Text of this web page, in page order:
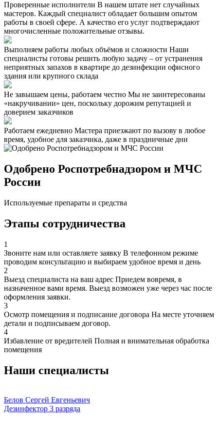
Проверенные исполнители В нашем штате нет случайных
мастеров. Каждый специалист обладает большим опытом
работы в своей сфере. А качество его услуг подтверждают
многочисленные положительные отзывы.
Выполняем работы любых объёмов и сложности Наши
специалисты готовы решить любую задачу – от устранения
неприятных запахов в квартире до дезинфекции офисного
здания или крупного склада
Не завышаем цены, работаем честно Мы не заинтересованы
«накручивании» цен, поскольку дорожим репутацией и
доверием заказчиков
Работаем ежедневно Мастера приезжают по вызову в любое
время, удобное для заказчика, даже в праздничные дни
Одобрено Роспотребнадзором и МЧС
России
Используемые препараты и средства
Этапы сотрудничества
1
Звоните нам или оставляете заявку В телефонном режиме
проводим консультацию и выбираем удобное время и день
2
Выезд специалиста на ваш адрес Приедем вовремя, в
назначенное вами время. Выезд возможен уже через час после
оформления заявки.
3
Осмотр помещения и подписание договора На месте уточняем
детали и подписываем договор.
4
Избавление от вредителей Полная и внимательная обработка
помещения
Наши специалисты
Белов Сергей Евгеньевич
Дезинфектор 3 разряда